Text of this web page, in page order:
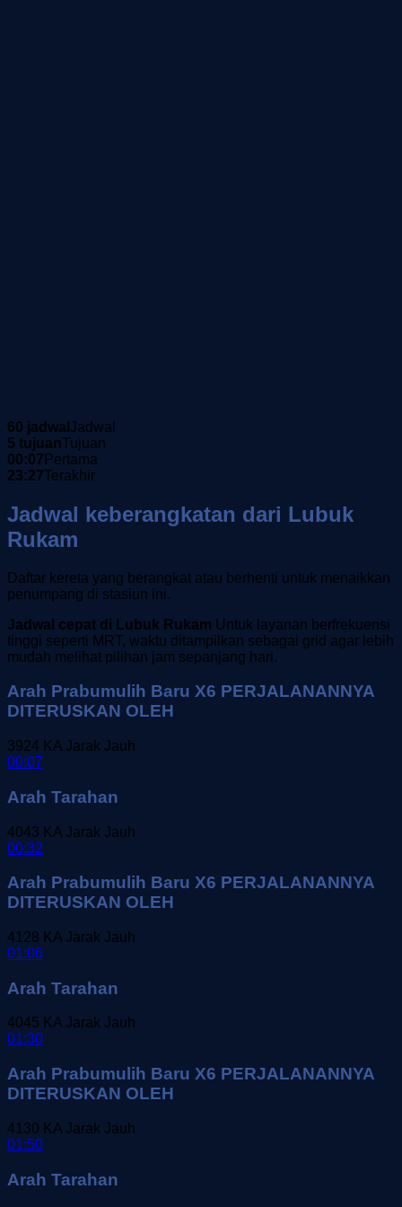
60 jadwal Jadwal
5 tujuanTujuan
00:07 Pertama
23:27Terakhir
Jadwal keberangkatan dari Lubuk
Rukam
Daftar kereta yang berangkat atau berhenti untuk menaikkan
penumpang di stasiun ini.
Jadwal cepat di Lubuk Rukam Untuk layanan berfrekuensi
tinggi seperti MRT, waktu ditampilkan sebagai grid agar lebih
mudah melihat pilihan jam sepanjang hari.
Arah Prabumulih Baru X6 PERJALANANNYA
DITERUSKAN OLEH
3924 KA Jarak Jauh
00:07
Arah Tarahan
4043 KA Jarak Jauh
00:32
Arah Prabumulih Baru X6 PERJALANANNYA
DITERUSKAN OLEH
4128 KA Jarak Jauh
01:06
Arah Tarahan
4045 KA Jarak Jauh
01:30
Arah Prabumulih Baru X6 PERJALANANNYA
DITERUSKAN OLEH
4130 KA Jarak Jauh
01:50
Arah Tarahan